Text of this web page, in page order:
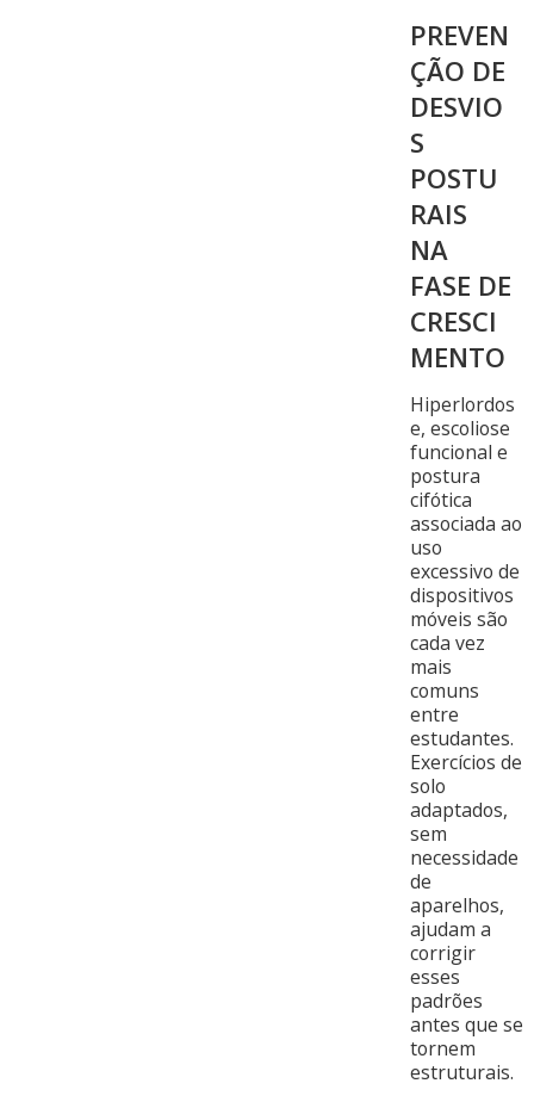
PREVEN
ÇÃO DE
DESVIO
S
POSTU
RAIS
NA
FASE DE
CRESCI
MENTO
Hiperlordos
e, escoliose
funcional e
postura
cifótica
associada ao
uso
excessivo de
dispositivos
móveis são
cada vez
mais
comuns
entre
estudantes.
Exercícios de
solo
adaptados,
sem
necessidade
de
aparelhos,
ajudam a
corrigir
esses
padrões
antes que se
tornem
estruturais.